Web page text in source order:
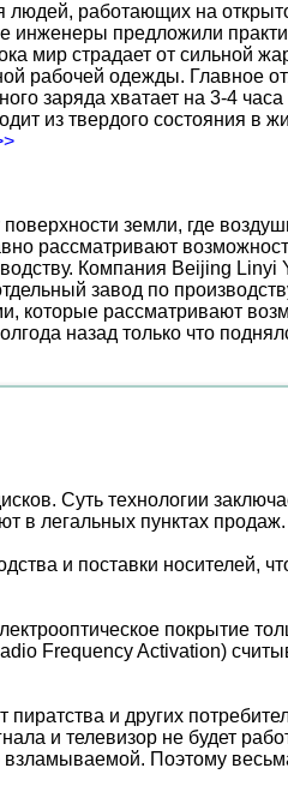
работающих на
инженеры предложили
мир страдает от сильной
рабочей одежды. Главное
заряда хватает на 3-4
из твердого состояния в
земли, где
рассматривают
Компания Beijing Linyi
завод по
рассматривают
назад только что
Суть технологии
в легальных пунктах продаж.
и поставки носителей,
покрытие
Frequency Activation)
и других
и телевизор не будет
Поэтому